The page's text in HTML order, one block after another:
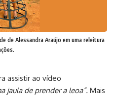
de Alessandra Araújo em uma releitura
assistir ao vídeo
jaula de prender a leoa”. Mais